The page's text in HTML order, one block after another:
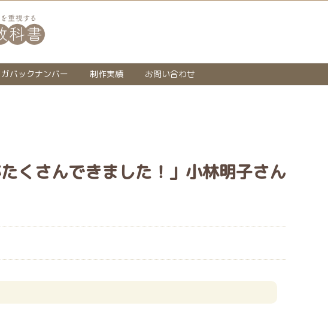
バックナンバー 制作実績 お問い合わせ
くさんできました！」小林明子さん